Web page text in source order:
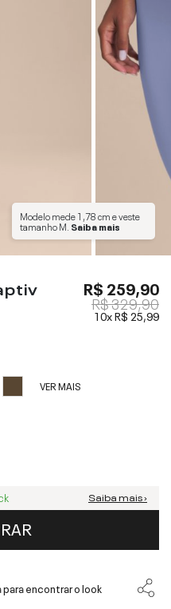
Modelo mede1,78 cme veste
tamanhoM Saiba mais
R$ 259,90
R$ 329,90
10xR$ 25,99
VER MAIS
Saiba mais ›
encontrar o look